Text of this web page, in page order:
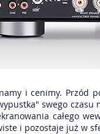
i cenimy. Przód
swego czasu
całego
i pozostaje już w